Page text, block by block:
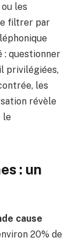
les
filtrer par
: questionner
privilégiées,
les
révèle
le
: un
cause
20% de